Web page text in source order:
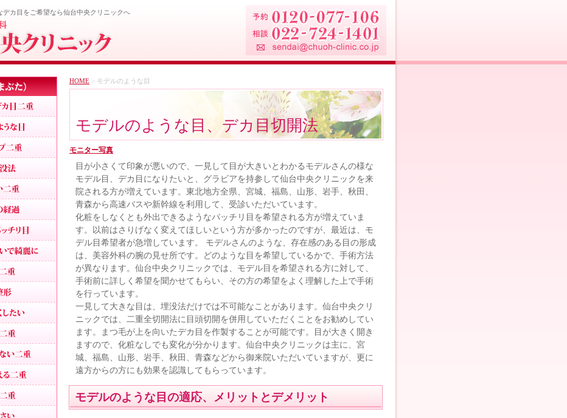
デカ目をご希望なら仙台中央クリニックへ
目、二重
モデルのような目
目力アップ二重
二重埋没法
腫れない二重
埋没法の経過
腫れないパッチリ目
印象を変えないで綺麗に
自然な二重
黒目整形
目を大きくしたい
理想の二重
究極の戻らない二重
美人に見える二重
可愛い二重
目が小さい
HOME > モデルのような目
モデルのような目、デカ目切開法
モニター写真
目が小さくて印象が悪いので、一見して目が大きいとわかるモデルさんの様な
モデル目、デカ目になりたいと、グラビアを持参して仙台中央クリニックを来
院される方が増えています。東北地方全県、宮城、福島、山形、岩手、秋田、
青森から高速バスや新幹線を利用して、受診いただいています。
化粧をしなくとも外出できるようなパッチリ目を希望される方が増えていま
す。以前はさりげなく変えてほしいという方が多かったのですが、最近は、モ
デル目希望者が急増しています。 モデルさんのような、存在感のある目の形成
は、美容外科の腕の見せ所です。どのような目を希望しているかで、手術方法
が異なります。仙台中央クリニックでは、モデル目を希望される方に対して、
手術前に詳しく希望を聞かせてもらい、その方の希望をよく理解した上で手術
を行っています。
一見して大きな目は、埋没法だけでは不可能なことがあります。仙台中央クリ
ニックでは、二重全切開法に目頭切開を併用していただくことをお勧めしてい
ます。まつ毛が上を向いたデカ目を作製することが可能です。目が大きく開き
ますので、化粧なしでも変化が分かります。仙台中央クリニックは主に、宮
城、福島、山形、岩手、秋田、青森などから御来院いただいていますが、更に
遠方からの方にも効果を認識してもらっています。
モデルのような目の適応、メリットとデメリット